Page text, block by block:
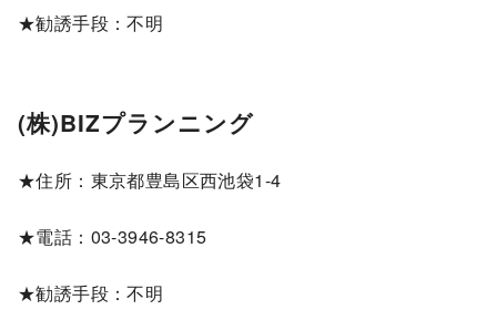
★勧誘手段：不明
(株)BIZプランニング
★住所：東京都豊島区西池袋1-4
★電話：03-3946-8315
★勧誘手段：不明